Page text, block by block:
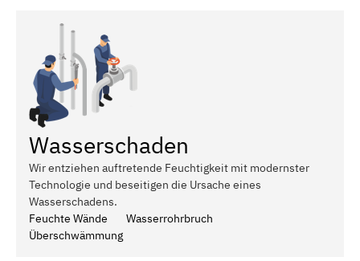
Wasserschaden
Wir entziehen auftretende Feuchtigkeit mit modernster
Technologie und beseitigen die Ursache eines
Wasserschadens.
Feuchte Wände
Wasserrohrbruch
Überschwämmung